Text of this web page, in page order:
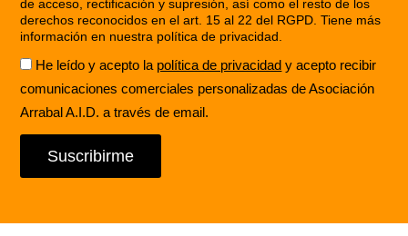
de acceso, rectificación y supresión, así como el resto de los
derechos reconocidos en el art. 15 al 22 del RGPD. Tiene más
información en nuestra política de privacidad.
Aceptación
He leído y acepto la política de privacidad y acepto recibir
comunicaciones comerciales personalizadas de Asociación
Arrabal A.I.D. a través de email.
Suscribirme